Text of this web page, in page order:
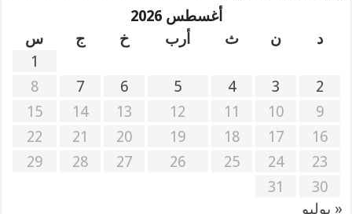
أغسطس 2026
د
ن ث أرب خ ج
س
1
2
3
4
5
6
7
8
9
10
11
12
13
14
15
16
17
18
19
20
21
22
23
24
25
26
27
28
29
30
31
« يوليو